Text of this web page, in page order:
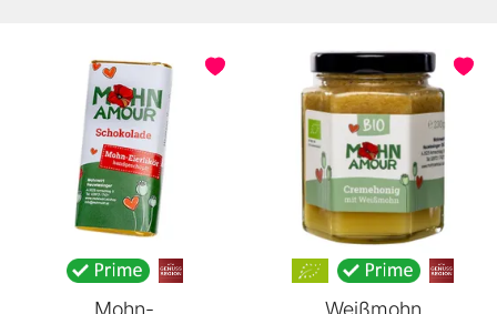
Mohn- Weißmohn